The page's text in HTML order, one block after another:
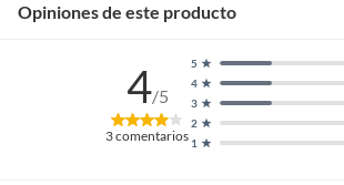
Opiniones de este producto
4/5
3comentarios 1
2
3
4
5